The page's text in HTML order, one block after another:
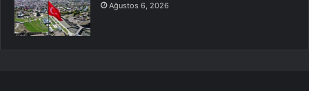
Ağustos 6, 2026